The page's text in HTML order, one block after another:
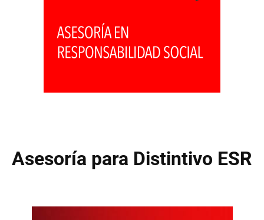
Asesoría para Distintivo ESR